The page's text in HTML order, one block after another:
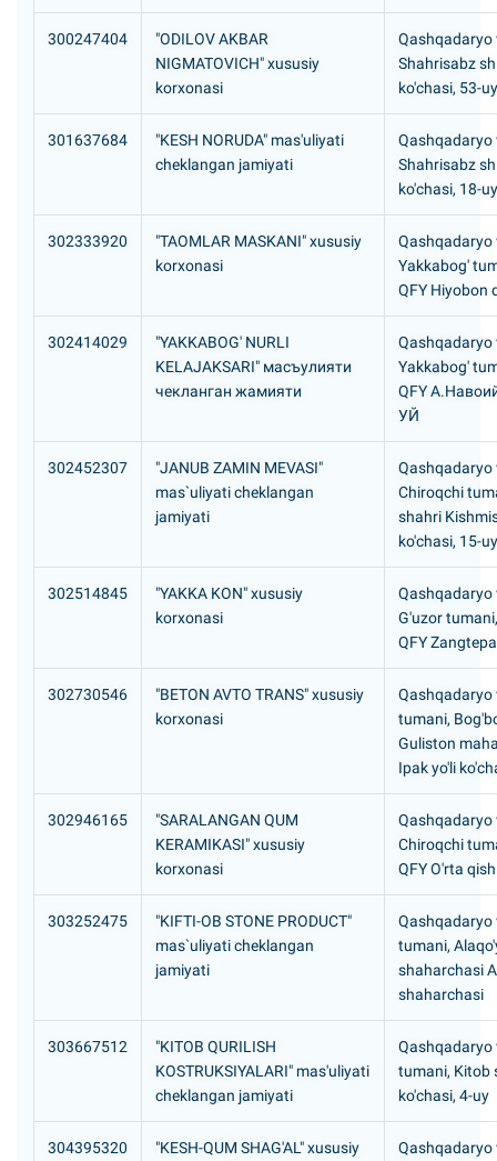
300247404
"ODILOV AKBAR
NIGMATOVICH" xususiy
korxonasi
Qashqadaryo
Shahrisabz
ko'chasi, 53-uy
301637684
"KESH NORUDA" mas'uliyati
cheklangan jamiyati
Qashqadaryo
Shahrisabz
ko'chasi, 18-uy
302333920
"TAOMLAR MASKANI" xususiy
korxonasi
Qashqadaryo
Yakkabog'
QFY Hiyobon
302414029
"YAKKABOG' NURLI
KELAJAKSARI" масъулияти
чекланган жамияти
Qashqadaryo
Yakkabog'
QFY
УЙ
302452307
"JANUB ZAMIN MEVASI"
mas`uliyati cheklangan
jamiyati
Qashqadaryo
Chiroqchi
shahri
ko'chasi, 15-uy
302514845
"YAKKA KON" xususiy
korxonasi
Qashqadaryo
G'uzor
QFY
302730546
"BETON AVTO TRANS" xususiy
korxonasi
Qashqadaryo
tumani,
Guliston
Ipak yo'li
302946165
"SARALANGAN QUM
KERAMIKASI" xususiy
korxonasi
Qashqadaryo
Chiroqchi
QFY O'rta
303252475
"KIFTI-OB STONE PRODUCT"
mas`uliyati cheklangan
jamiyati
Qashqadaryo
tumani,
shaharchasi
shaharchasi
303667512
"KITOB QURILISH
KOSTRUKSIYALARI" mas'uliyati
cheklangan jamiyati
Qashqadaryo
tumani, Kitob
ko'chasi, 4-uy
304395320
"KESH-QUM SHAG'AL" xususiy
Qashqadaryo